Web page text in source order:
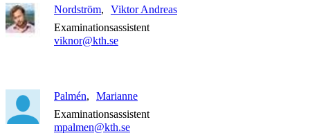
Nordström
Viktor Andreas
Examinationsassistent
viknor@kth.se
Palmén
Marianne
Examinationsassistent
mpalmen@kth.se